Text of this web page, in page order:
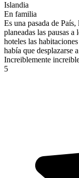
Islandia
En familia
Es una pasada de
planeadas las pausas
hoteles las
había que desplazarse
Increiblemente
5